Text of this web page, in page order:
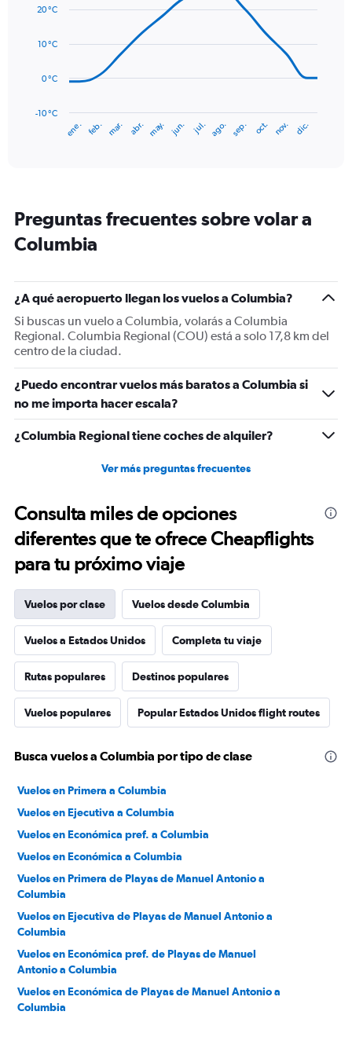
values.
with
data
The
has
14
categories.
The
has
1
axis
displaying
values.
Range:
-10
to
ene. feb. mar. abr. may. jun. jul. ago. sep. oct. nov. dic.
-10 °C
0 °C
10 °C
20 °C
Preguntas frecuentes sobre volar a
Columbia
¿A qué aeropuerto llegan los vuelos a Columbia?
Si buscas un vuelo a Columbia, volarás a Columbia
Regional. Columbia Regional (COU) está a solo 17,8 km del
centro de la ciudad.
¿Puedo encontrar vuelos más baratos a Columbia si
no me importa hacer escala?
¿Columbia Regional tiene coches de alquiler?
Ver más preguntas frecuentes
Consulta miles de opciones
diferentes que te ofrece Cheapflights
para tu próximo viaje
Vuelos por clase Vuelos desde Columbia
Vuelos a Estados Unidos Completa tu viaje
Rutas populares Destinos populares
Vuelos populares Popular Estados Unidos flight routes
Busca vuelos a Columbia por tipo de clase
Vuelos en Primera a Columbia
Vuelos en Ejecutiva a Columbia
Vuelos en Económica pref. a Columbia
Vuelos en Económica a Columbia
Vuelos en Primera de Playas de Manuel Antonio a
Columbia
Vuelos en Ejecutiva de Playas de Manuel Antonio a
Columbia
Vuelos en Económica pref. de Playas de Manuel
Antonio a Columbia
Vuelos en Económica de Playas de Manuel Antonio a
Columbia